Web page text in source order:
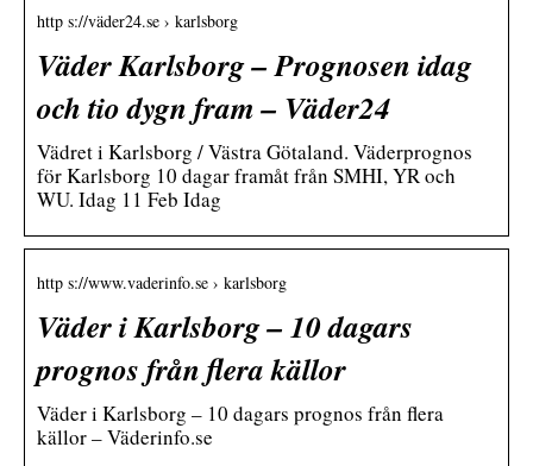
http s://väder24.se › karlsborg
Väder Karlsborg – Prognosen idag
och tio dygn fram – Väder24
Vädret i Karlsborg / Västra Götaland. Väderprognos
för Karlsborg 10 dagar framåt från SMHI, YR och
WU. Idag 11 Feb Idag
http s://www.vaderinfo.se › karlsborg
Väder i Karlsborg – 10 dagars
prognos från flera källor
Väder i Karlsborg – 10 dagars prognos från flera
källor – Väderinfo.se